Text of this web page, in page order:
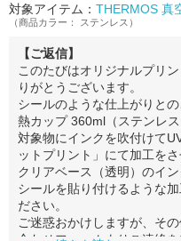
対象アイテム： THERMOS 真
（商品カラー： ステンレス）
【ご返信】
このたびはオリジナルプリ
りがとうございます。
シールのような仕上がりと
熱カップ 360ml（ステンレ
対象物にインクを吹付けて
ットプリント」にて加工を
クリアベース（透明）のイ
シールを貼り付けるような
ださい。
ご迷惑おかけしますが、そ